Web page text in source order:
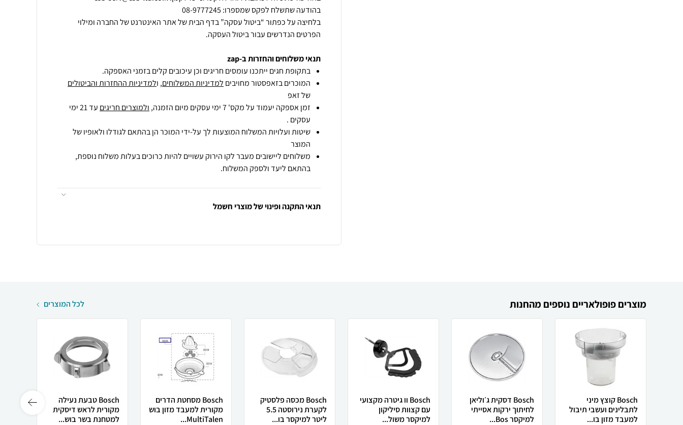
בלחיצה על כפתור “ביטול עסקה” בדף הבית של אתר האינטרנט של החברה ומילוי
הפרטים הנדרשים עבור ביטול העסקה.
תנאי משלוחים והחזרות ב-zap
בתקופת חגים ייתכנו עומסים חריגים וכן עיכובים קלים בזמני האספקה.
המוכרים בזאפסטור מחויבים למדיניות המשלוחים, ולמדיניות ההחזרות והביטולים
של זאפ
זמן אספקה יעמוד על מקס' 7 ימי עסקים מיום הזמנה,
ולמוצרים חריגים
עד 21 ימי
עסקים .
שיטות ועלויות המשלוח המוצעות לך על-ידי המוכר הן בהתאם לגודלו ולאופיו של
המוצר
משלוחים ליישובים מעבר לקו הירוק עשויים להיות כרוכים בעלות משלוח נוספת,
בהתאם ליעד ולספק המשלוח.
תנאי התקנה ופינוי של מוצרי חשמל
מוצרים פופולאריים נוספים מהחנות לכל המוצרים
Bosch קוצץ מיני
לתבלינים ועשבי תיבול
למעבד מזון בו...
Bosch דסקית ג׳וליאן
לחיתוך ירקות אסייתי
למיקסר Bos...
Bosch וו גיטרה מקצועי
עם קצוות סיליקון
למיקסר משול...
Bosch מכסה פלסטיק
לקערת נירוסטה 5.5
ליטר למיקסר בו...
Bosch מסחטת הדרים
מקורית למעבד מזון בוש
MultiTalen...
Bosch טבעת נעילה
מקורית לראש דיסקית
למטחנת בשר בוש...